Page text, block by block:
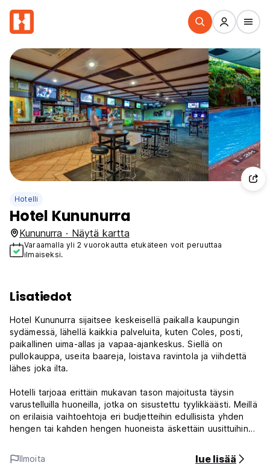
Hotelli
Hotel Kununurra
Kununurra · Näytä kartta
Varaamalla yli 2 vuorokautta etukäteen voit peruuttaa
ilmaiseksi.
Lisatiedot
Hotel Kununurra sijaitsee keskeisellä paikalla kaupungin
sydämessä, lähellä kaikkia palveluita, kuten Coles, posti,
paikallinen uima-allas ja vapaa-ajankeskus. Siellä on
pullokauppa, useita baareja, loistava ravintola ja viihdettä
lähes joka ilta.
Hotelli tarjoaa erittäin mukavan tason majoitusta täysin
varustelluilla huoneilla, jotka on sisustettu tyylikkäästi. Meillä
on erilaisia ​​vaihtoehtoja eri budjetteihin edullisista yhden
hengen tai kahden hengen huoneista äskettäin uusittuihin
Ilmoita
lue lisää